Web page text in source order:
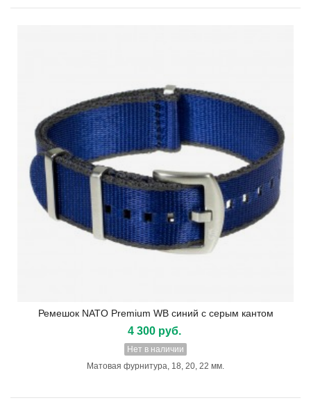
Ремешок NATO Premium WB синий с серым кантом
4 300 руб.
Нет в наличии
Матовая фурнитура, 18, 20, 22 мм.